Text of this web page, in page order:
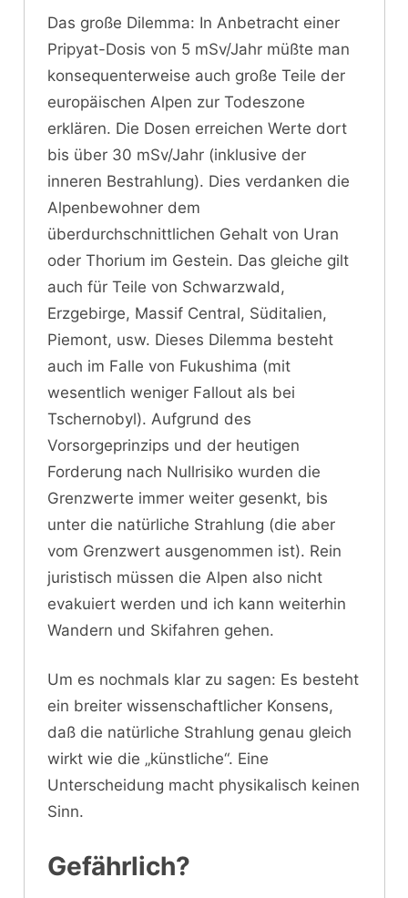
Das große Dilemma: In Anbetracht einer
Pripyat-Dosis von 5 mSv/Jahr müßte man
konsequenterweise auch große Teile der
europäischen Alpen zur Todeszone
erklären. Die Dosen erreichen Werte dort
bis über 30 mSv/Jahr (inklusive der
inneren Bestrahlung). Dies verdanken die
Alpenbewohner dem
überdurchschnittlichen Gehalt von Uran
oder Thorium im Gestein. Das gleiche gilt
auch für Teile von Schwarzwald,
Erzgebirge, Massif Central, Süditalien,
Piemont, usw. Dieses Dilemma besteht
auch im Falle von Fukushima (mit
wesentlich weniger Fallout als bei
Tschernobyl). Aufgrund des
Vorsorgeprinzips und der heutigen
Forderung nach Nullrisiko wurden die
Grenzwerte immer weiter gesenkt, bis
unter die natürliche Strahlung (die aber
vom Grenzwert ausgenommen ist). Rein
juristisch müssen die Alpen also nicht
evakuiert werden und ich kann weiterhin
Wandern und Skifahren gehen.
Um es nochmals klar zu sagen: Es besteht
ein breiter wissenschaftlicher Konsens,
daß die natürliche Strahlung genau gleich
wirkt wie die „künstliche“. Eine
Unterscheidung macht physikalisch keinen
Sinn.
Gefährlich?